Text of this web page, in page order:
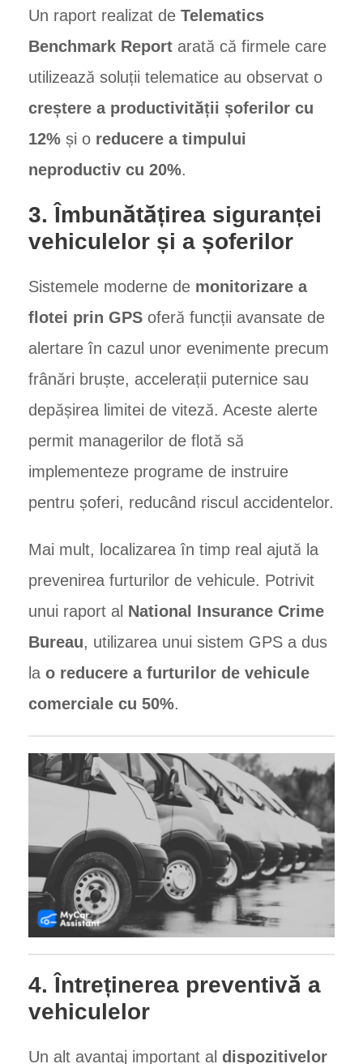
Un raport realizat de Telematics
Benchmark Report arată că firmele care
utilizează soluții telematice au observat o
creștere a productivității șoferilor cu
12% și o reducere a timpului
neproductiv cu 20%.
3. Îmbunătățirea siguranței
vehiculelor și a șoferilor
Sistemele moderne de monitorizare a
flotei prin GPS oferă funcții avansate de
alertare în cazul unor evenimente precum
frânări bruște, accelerații puternice sau
depășirea limitei de viteză. Aceste alerte
permit managerilor de flotă să
implementeze programe de instruire
pentru șoferi, reducând riscul accidentelor.
Mai mult, localizarea în timp real ajută la
prevenirea furturilor de vehicule. Potrivit
unui raport al National Insurance Crime
Bureau, utilizarea unui sistem GPS a dus
la o reducere a furturilor de vehicule
comerciale cu 50%.
4. Întreținerea preventivă a
vehiculelor
Un alt avantaj important al dispozitivelor